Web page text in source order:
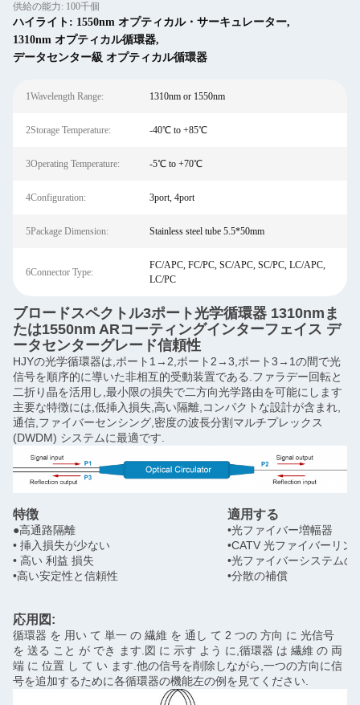
供給の能力: 100千個
ハイライト: 1550nm オプティカル・サーキュレーター,
1310nm オプティカル循環器,
データセンター級 オプティカル循環器
1Wavelength Range: 1310nm or 1550nm
2Storage Temperature: -40℃ to +85℃
3Operating Temperature: -5℃ to +70℃
4Configuration: 3port, 4port
5Package Dimension: Stainless steel tube 5.5*50mm
6Connector Type:
FC/APC, FC/PC, SC/APC, SC/PC, LC/APC,
LC/PC
ブロードスペクトル3ポート光学循環器 1310nmま
たは1550nm ARコーティングインターフェイス デ
ータセンターグレード信頼性
HJYの光学循環器は,ポート1→2,ポート2→3,ポート3→1の間で光
信号を順序的に導いた非相互的受動装置である.ファラデー回転と
二折り晶を活用し,最小限の損失で二方向光学路由を可能にします
主要な特徴には,低挿入損失,高い隔離,コンパクトな設計が含まれ,
通信,ファイバーセンシング,密度の波長分割マルチプレックス
(DWDM) システムに最適です.
特徴 適用する
●高通路隔離
• 挿入損失が少ない
• 高い 利益 損失
•高い安定性と信頼性
•光ファイバー増幅器
•CATV 光ファイバーリン
•光ファイバーシステムの
•分散の補償
応用図:
循環器 を 用い て 単一 の 繊維 を 通し て 2 つの 方向 に 光信号
を 送る こと が でき ます.図 に 示す よう に,循環器 は 繊維 の 両
端 に 位置 し て い ます.他の信号を削除しながら,一つの方向に信
号を追加するために各循環器の機能左の例を見てください.